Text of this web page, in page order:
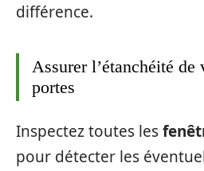
différence.
Assurer l’étanchéité de
portes
Inspectez toutes les
pour détecter les